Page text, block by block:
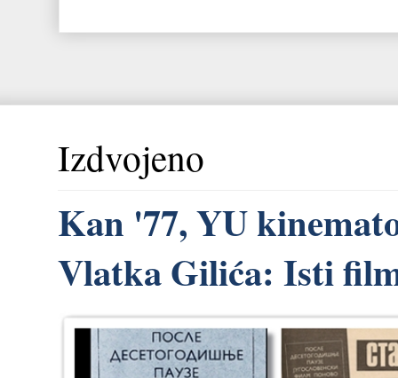
Izdvojeno
Kan '77, YU
Vlatka Gilića: Isti